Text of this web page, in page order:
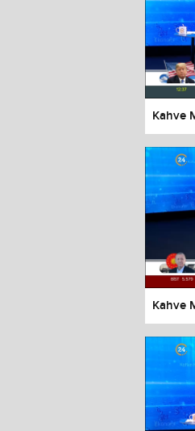
Kahve
Kahve